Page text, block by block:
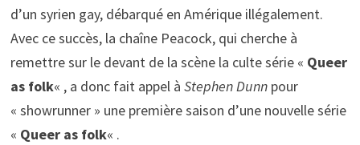
d’un syrien gay, débarqué en Amérique illégalement.
Avec ce succès, la chaîne Peacock, qui cherche à
remettre sur le devant de la scène la culte série « Queer
as folk« , a donc fait appel à Stephen Dunnpour
« showrunner » une première saison d’une nouvelle série
« Queer as folk« .